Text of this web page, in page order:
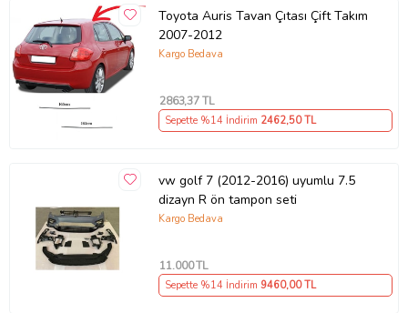
Toyota Auris Tavan Çıtası Çift Takım
2007-2012
Kargo Bedava
2863,37 TL
Sepette %14 İndirim 2462,50 TL
vw golf 7 (2012-2016) uyumlu 7.5
dizayn R ön tampon seti
Kargo Bedava
11.000TL
Sepette %14 İndirim 9460,00 TL